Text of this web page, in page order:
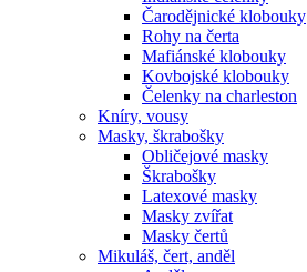
Čarodějnické klobouky
Rohy na čerta
Mafiánské klobouky
Kovbojské klobouky
Čelenky na charleston
Kníry, vousy
Masky, škrabošky
Obličejové masky
Škrabošky
Latexové masky
Masky zvířat
Masky čertů
Mikuláš, čert, anděl